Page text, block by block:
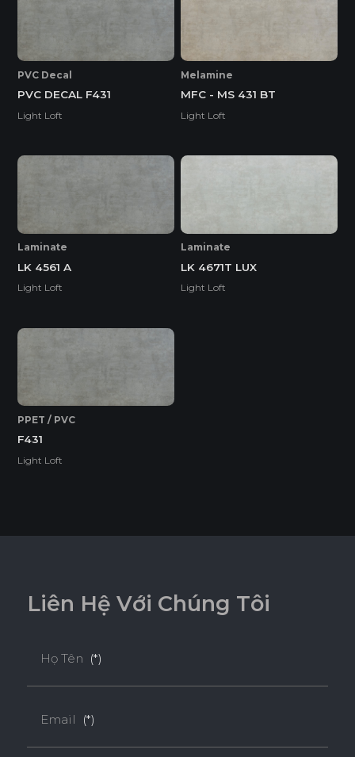
nhau.
PVC Decal
PVC DECAL F431
Light Loft
Melamine
MFC - MS 431 BT
Light Loft
Laminate
LK 4561 A
Light Loft
Laminate
LK 4671T LUX
Light Loft
PPET / PVC
F431
Light Loft
Liên Hệ Với Chúng Tôi
Họ Tên (*)
Email (*)